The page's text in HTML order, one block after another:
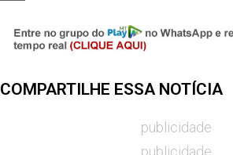
COMPARTILHE ESSA NOTÍCIA
publicidade
publicidade